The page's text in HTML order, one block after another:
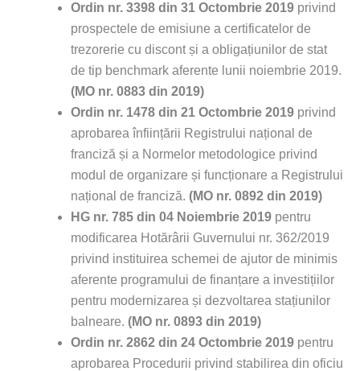
Ordin nr. 3398 din 31 Octombrie 2019 privind
prospectele de emisiune a certificatelor de
trezorerie cu discont și a obligațiunilor de stat
de tip benchmark aferente lunii noiembrie 2019.
(MO nr. 0883 din 2019)
Ordin nr. 1478 din 21 Octombrie 2019 privind
aprobarea înființării Registrului național de
franciză și a Normelor metodologice privind
modul de organizare și funcționare a Registrului
național de franciză. (MO nr. 0892 din 2019)
HG nr. 785 din 04 Noiembrie 2019 pentru
modificarea Hotărârii Guvernului nr. 362/2019
privind instituirea schemei de ajutor de minimis
aferente programului de finanțare a investițiilor
pentru modernizarea și dezvoltarea stațiunilor
balneare. (MO nr. 0893 din 2019)
Ordin nr. 2862 din 24 Octombrie 2019 pentru
aprobarea Procedurii privind stabilirea din oficiu